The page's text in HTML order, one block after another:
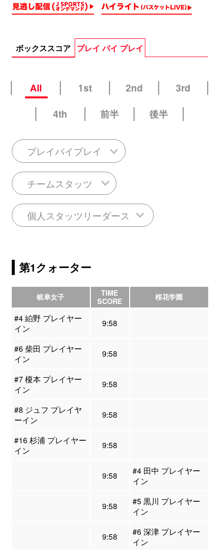
ボックススコア プレイ バイ プレイ
All 1st 2nd
3rd
4th
前半 後半
プレイバイプレイ
チームスタッツ
個人スタッツリーダース
第1クォーター
岐阜女子
TIME
SCORE
桜花学園
#4 絈野 プレイヤー
イン
9:58
#6 柴田 プレイヤー
イン
9:58
#7 榎本 プレイヤー
イン
9:58
#8 ジュフ プレイヤ
ーイン
9:58
#16 杉浦 プレイヤー
イン
9:58
9:58
#4 田中 プレイヤー
イン
9:58
#5 黒川 プレイヤー
イン
9:58
#6 深津 プレイヤー
イン